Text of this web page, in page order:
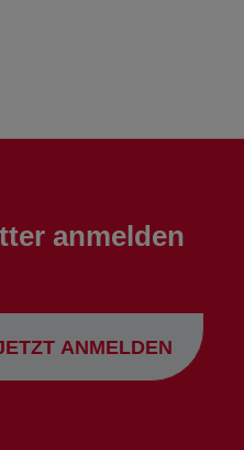
anmelden
ANMELDEN